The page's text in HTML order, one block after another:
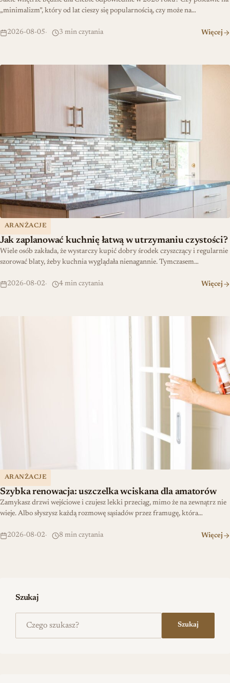
„minimalizm”, który od lat cieszy się popularnością, czy może na…
2026-08-05 3 min czytania Więcej
ARANŻACJE
Jak zaplanować kuchnię łatwą w utrzymaniu czystości?
Wiele osób zakłada, że wystarczy kupić dobry środek czyszczący i regularnie
szorować blaty, żeby kuchnia wyglądała nienagannie. Tymczasem…
2026-08-02 4 min czytania Więcej
Jak zaplanować kuchnię łatwą w utrzymaniu czystości?
ARANŻACJE
Szybka renowacja: uszczelka wciskana dla amatorów
Zamykasz drzwi wejściowe i czujesz lekki przeciąg, mimo że na zewnątrz nie
wieje. Albo słyszysz każdą rozmowę sąsiadów przez framugę, która…
2026-08-02 8 min czytania Więcej
Szukaj
Szukaj